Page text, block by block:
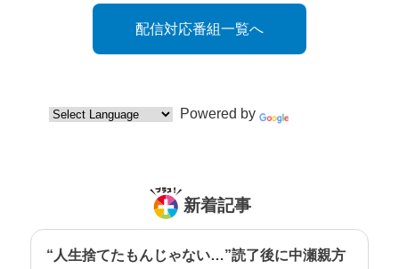
配信対応番組一覧へ
Powered by
新着記事
“人生捨てたもんじゃない…”読了後に中瀬親方